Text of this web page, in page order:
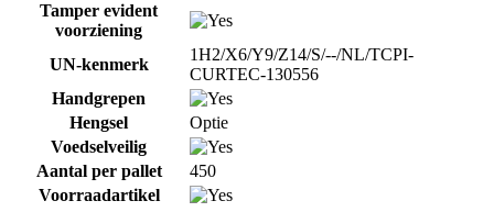
Tamper evident
voorziening
UN-kenmerk
1H2/X6/Y9/Z14/S/--/NL/TCPI-
CURTEC-130556
Handgrepen
Hengsel
Optie
Voedselveilig
Aantal per pallet
450
Voorraadartikel